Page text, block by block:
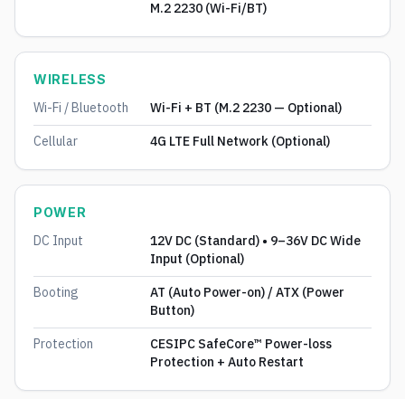
M.2 2230 (Wi-Fi/BT)
WIRELESS
Wi-Fi / Bluetooth
Wi-Fi + BT (M.2 2230 — Optional)
Cellular
4G LTE Full Network (Optional)
POWER
DC Input
12V DC (Standard) • 9–36V DC Wide
Input (Optional)
Booting
AT (Auto Power-on) / ATX (Power
Button)
Protection
CESIPC SafeCore™ Power-loss
Protection + Auto Restart